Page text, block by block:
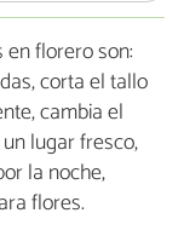
florero son:
corta el tallo
cambia el
lugar fresco,
la noche,
flores.